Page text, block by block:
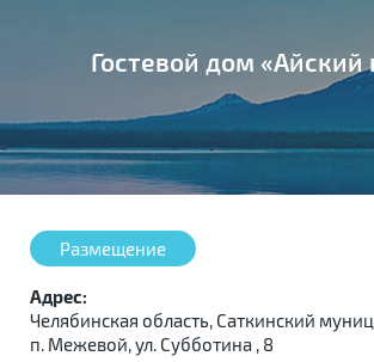
Гостевой дом «Айский
Размещение
Адрес:
Челябинская область, Саткинский
п. Межевой, ул. Субботина , 8